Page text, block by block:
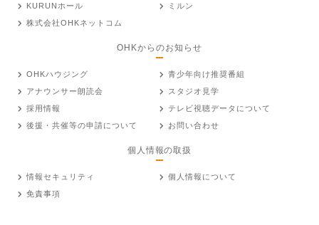
KURUNホール
ミルン
株式会社OHKネットコム
OHKからのお知らせ
OHKハウジング
青少年向け推奨番組
アナウンサー朗読会
スタジオ見学
採用情報
テレビ視聴データについて
後援・共催等の申請について
お問い合わせ
個人情報の取扱
情報セキュリティ
個人情報について
免責事項